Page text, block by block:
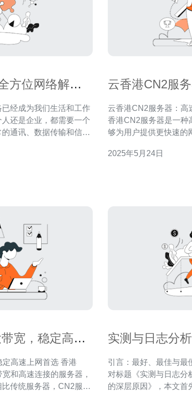
方位网络解决
经成为我们生活和工作
还是企业，都需要一个
通讯、数据传输和信息
解决方案，帮助用户搭
云香港CN2服
云香港CN2服务器：高
香港CN2服务器是一种
够为用户提供更快速的
的带宽和更低的延迟，
2025年5月24日
宽，稳定高速
速上网首选 香港
和高速连接的服务器，
传统服务器，CN2服务
实测与日志分
引言：最好、最佳与最
对标题《实测与日志分
的深层原因》，本文首